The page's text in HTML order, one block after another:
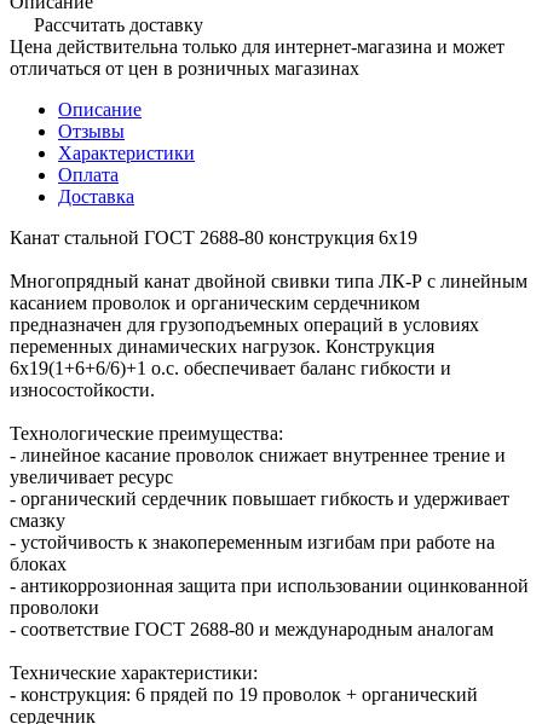
Рассчитать доставку
Цена действительна только для интернет-магазина и может
отличаться от цен в розничных магазинах
Описание
Отзывы
Характеристики
Оплата
Доставка
Канат стальной ГОСТ 2688-80 конструкция 6х19
Многопрядный канат двойной свивки типа ЛК-Р с линейным
касанием проволок и органическим сердечником
предназначен для грузоподъемных операций в условиях
переменных динамических нагрузок. Конструкция
6х19(1+6+6/6)+1 о.с. обеспечивает баланс гибкости и
износостойкости.
Технологические преимущества:
- линейное касание проволок снижает внутреннее трение и
увеличивает ресурс
- органический сердечник повышает гибкость и удерживает
смазку
- устойчивость к знакопеременным изгибам при работе на
блоках
- антикоррозионная защита при использовании оцинкованной
проволоки
- соответствие ГОСТ 2688-80 и международным аналогам
Технические характеристики:
- конструкция: 6 прядей по 19 проволок + органический
сердечник